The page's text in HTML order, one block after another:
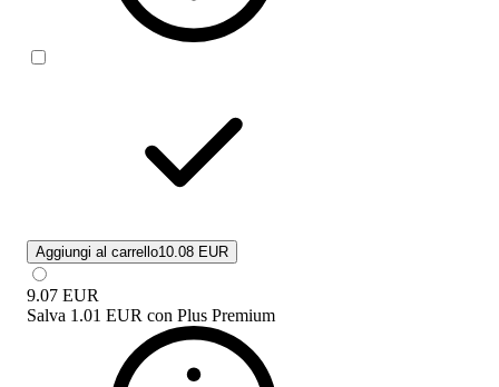
Aggiungi al carrello10.08 EUR
9.07 EUR
Salva 1.01 EUR con Plus Premium